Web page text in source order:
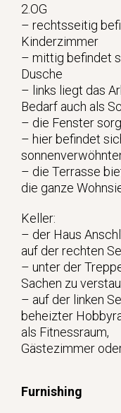
2.OG
– rechtsseitig
Kinderzimmer
– mittig befindet
Dusche
– links liegt das
Bedarf auch als
– die Fenster
– hier befindet
– die Terrasse
die ganze
Keller:
– der Haus
auf der rechten
– unter der
Sachen zu
– auf der linken
beheizter
als Fitnessraum,
Gästezimmer
Furnishing